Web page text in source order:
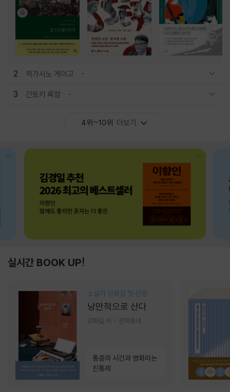
2 히가시노 게이고
3 긴토키 룩업
4위~10위 더보기
실시간 BOOK UP!
소설가 강화길 첫 산문
낭만적으로 산다
강화길 저 문학동네
통증의 시간과 영화라는
진통제